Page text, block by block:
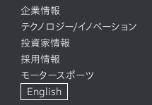
企業情報
テクノロジー/イノベーション
投資家情報
採用情報
モータースポーツ
English